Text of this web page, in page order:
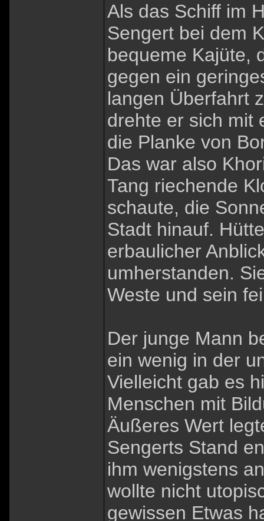
Als das Schiff im
Sengert bei dem
bequeme Kajüte,
gegen ein
langen Überfahrt
drehte er sich mit
die Planke von
Das war also
Tang riechende
schaute, die
Stadt hinauf.
erbaulicher
umherstanden.
Weste und sein
Der junge Mann
ein wenig in der
Vielleicht gab es
Menschen mit
Äußeres Wert
Sengerts Stand
ihm wenigstens
wollte nicht
gewissen Etwas